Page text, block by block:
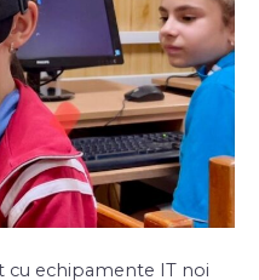
cu echipamente IT noi